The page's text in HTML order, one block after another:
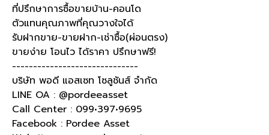
ที่ปรึกษาการซื้อขายบ้าน-คอนโด
ตัวแทนคุณภาพที่คุณวางใจได้
รับฝากขาย-ขายฝาก-เช่าซื้อ(ผ่อนตรง)
ขายง่าย โอนไว ได้ราคา ปรึกษาฟรี!
------------------------------
บริษัท พอดี แอสเซท โซลูชันส์ จำกัด
LINE OA : @pordeeasset
Call Center : 099•397•9695
Facebook : Pordee Asset